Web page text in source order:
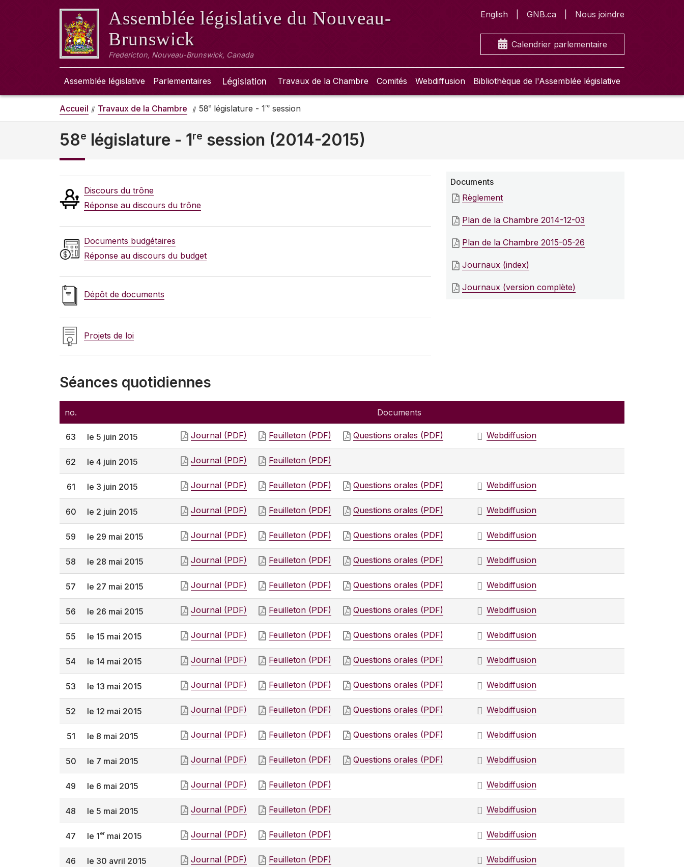
Assemblée législative du Nouveau-
Brunswick
Fredericton, Nouveau-Brunswick, Canada
English GNB.ca Nous joindre
Calendrier parlementaire
Assemblée législative Parlementaires Législation Travaux de la Chambre Comités Webdiffusion Bibliothèque de l'Assemblée législative
Accueil Travaux de la Chambre 58e législature - 1re session
58e législature - 1re session (2014-2015)
Discours du trône
Réponse au discours du trône
Documents budgétaires
Réponse au discours du budget
Dépôt de documents
Projets de loi
Documents
Règlement
Plan de la Chambre 2014-12-03
Plan de la Chambre 2015-05-26
Journaux (index)
Journaux (version complète)
Séances quotidiennes
no. Documents
63 le 5 juin 2015 Journal (PDF) Feuilleton (PDF) Questions orales (PDF) Webdiffusion
62 le 4 juin 2015 Journal (PDF) Feuilleton (PDF)
61 le 3 juin 2015 Journal (PDF) Feuilleton (PDF) Questions orales (PDF) Webdiffusion
60 le 2 juin 2015 Journal (PDF) Feuilleton (PDF) Questions orales (PDF) Webdiffusion
59 le 29 mai 2015 Journal (PDF) Feuilleton (PDF) Questions orales (PDF) Webdiffusion
58 le 28 mai 2015 Journal (PDF) Feuilleton (PDF) Questions orales (PDF) Webdiffusion
57 le 27 mai 2015 Journal (PDF) Feuilleton (PDF) Questions orales (PDF) Webdiffusion
56 le 26 mai 2015 Journal (PDF) Feuilleton (PDF) Questions orales (PDF) Webdiffusion
55 le 15 mai 2015 Journal (PDF) Feuilleton (PDF) Questions orales (PDF) Webdiffusion
54 le 14 mai 2015 Journal (PDF) Feuilleton (PDF) Questions orales (PDF) Webdiffusion
53 le 13 mai 2015 Journal (PDF) Feuilleton (PDF) Questions orales (PDF) Webdiffusion
52 le 12 mai 2015 Journal (PDF) Feuilleton (PDF) Questions orales (PDF) Webdiffusion
51 le 8 mai 2015 Journal (PDF) Feuilleton (PDF) Questions orales (PDF) Webdiffusion
50 le 7 mai 2015 Journal (PDF) Feuilleton (PDF) Questions orales (PDF) Webdiffusion
49 le 6 mai 2015 Journal (PDF) Feuilleton (PDF) Webdiffusion
48 le 5 mai 2015 Journal (PDF) Feuilleton (PDF) Webdiffusion
47 le 1er mai 2015 Journal (PDF) Feuilleton (PDF) Webdiffusion
46 le 30 avril 2015 Journal (PDF) Feuilleton (PDF) Webdiffusion